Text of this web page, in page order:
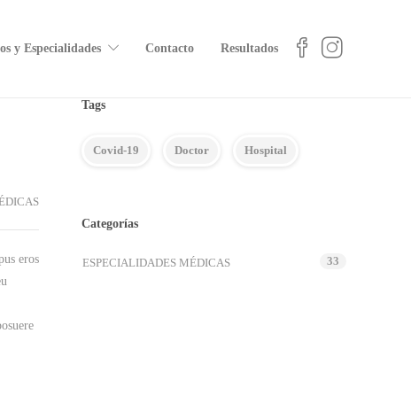
y Especialidades Contacto Resultados
eros
Tags
Covid-19 Doctor Hospital
Categorías
ESPECIALIDADES MÉDICAS 33